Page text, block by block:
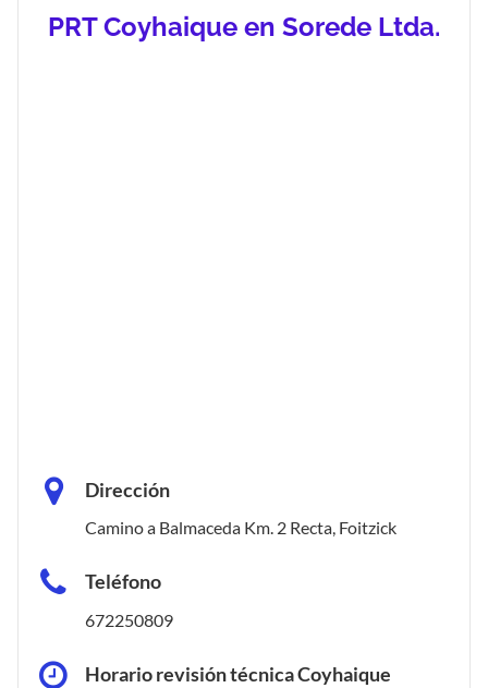
PRT Coyhaique en Sorede Ltda.
Dirección
Camino a Balmaceda Km. 2 Recta, Foitzick
Teléfono
672250809
Horario revisión técnica Coyhaique